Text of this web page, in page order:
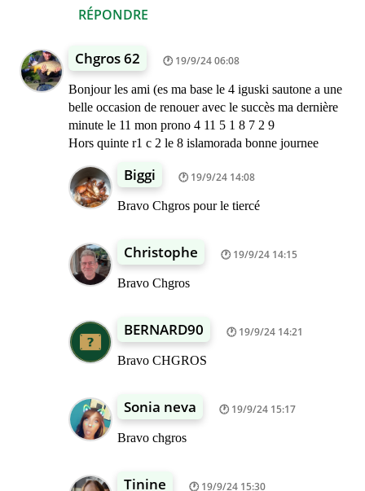
RÉPONDRE
Chgros 62 19/9/24 06:08
Bonjour les ami (es ma base le 4 iguski sautone a une
belle occasion de renouer avec le succès ma dernière
minute le 11 mon prono 4 11 5 1 8 7 2 9
Hors quinte r1 c 2 le 8 islamorada bonne journee
Biggi 19/9/24 14:08
Bravo Chgros pour le tiercé
Christophe 19/9/24 14:15
Bravo Chgros
BERNARD90 19/9/24 14:21
Bravo CHGROS
Sonia neva 19/9/24 15:17
Bravo chgros
Tinine 19/9/24 15:30